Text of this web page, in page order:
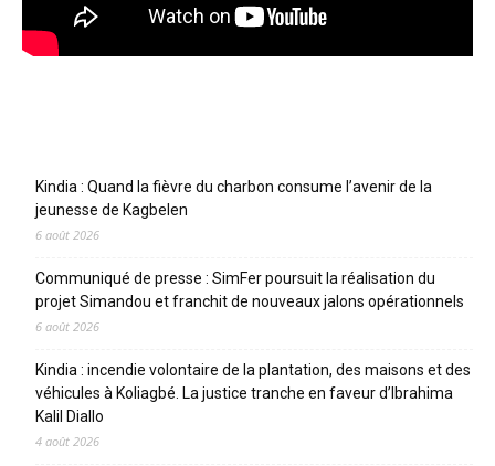
Kindia : Quand la fièvre du charbon consume l’avenir de la
jeunesse de Kagbelen
6 août 2026
Communiqué de presse : SimFer poursuit la réalisation du
projet Simandou et franchit de nouveaux jalons opérationnels
6 août 2026
Kindia : incendie volontaire de la plantation, des maisons et des
véhicules à Koliagbé. La justice tranche en faveur d’Ibrahima
Kalil Diallo
4 août 2026